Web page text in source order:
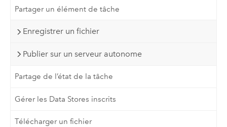
Partager un élément de tâche
Enregistrer un fichier
Publier sur un serveur autonome
Partage de l’état de la tâche
Gérer les Data Stores inscrits
Télécharger un fichier